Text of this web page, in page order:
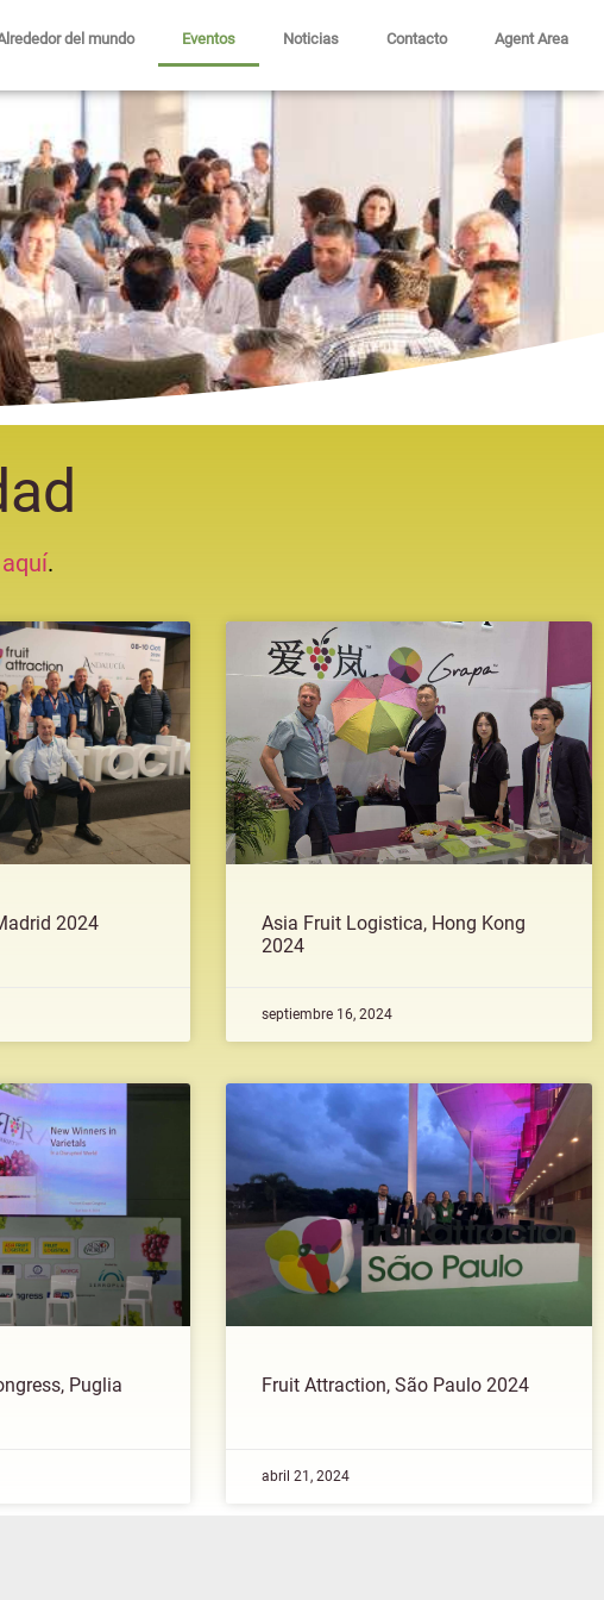
del mundo Eventos Noticias Contacto Agent Area
.
2024
Asia Fruit Logistica, Hong Kong
2024
septiembre 16, 2024
Puglia
Fruit Attraction, São Paulo 2024
abril 21, 2024